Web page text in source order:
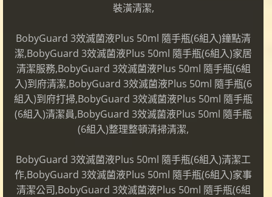
裝潢清潔,
BobyGuard 3效滅菌液Plus 50ml 隨手瓶(6組入)鐘點清
潔,BobyGuard 3效滅菌液Plus 50ml 隨手瓶(6組入)家居
清潔服務,BobyGuard 3效滅菌液Plus 50ml 隨手瓶(6組
入)到府清潔,BobyGuard 3效滅菌液Plus 50ml 隨手瓶(6
組入)到府打掃,BobyGuard 3效滅菌液Plus 50ml 隨手瓶
(6組入)清潔員,BobyGuard 3效滅菌液Plus 50ml 隨手瓶
(6組入)整理整頓清掃清潔,
BobyGuard 3效滅菌液Plus 50ml 隨手瓶(6組入)清潔工
作,BobyGuard 3效滅菌液Plus 50ml 隨手瓶(6組入)家事
清潔公司,BobyGuard 3效滅菌液Plus 50ml 隨手瓶(6組